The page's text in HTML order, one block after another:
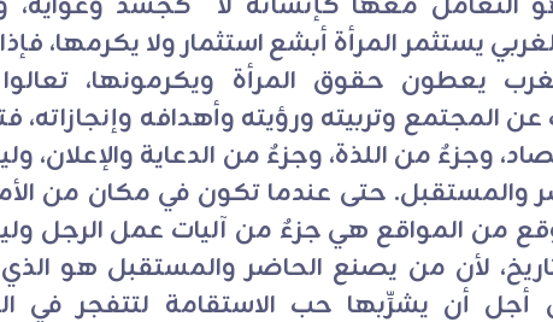
يستثمر المرأة أبشع استثمار ولا يكرمها،
يعطون حقوق المرأة ويكرمونها،
المجتمع وتربيته ورؤيته وأهدافه وإنجازاته،
وجزءٌ من اللذة، وجزءٌ من الدعاية والإعلان،
والمستقبل. حتى عندما تكون في مكان من
من المواقع هي جزءٌ من آليات عمل الرجل
لأن من يصنع الحاضر والمستقبل هو الذي
أجل أن يشرِّبها حب الاستقامة لتتفجر في